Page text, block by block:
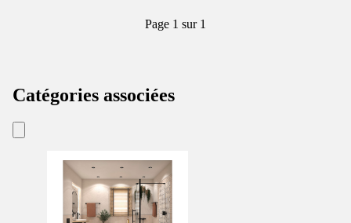
Page 1 sur 1
Catégories associées